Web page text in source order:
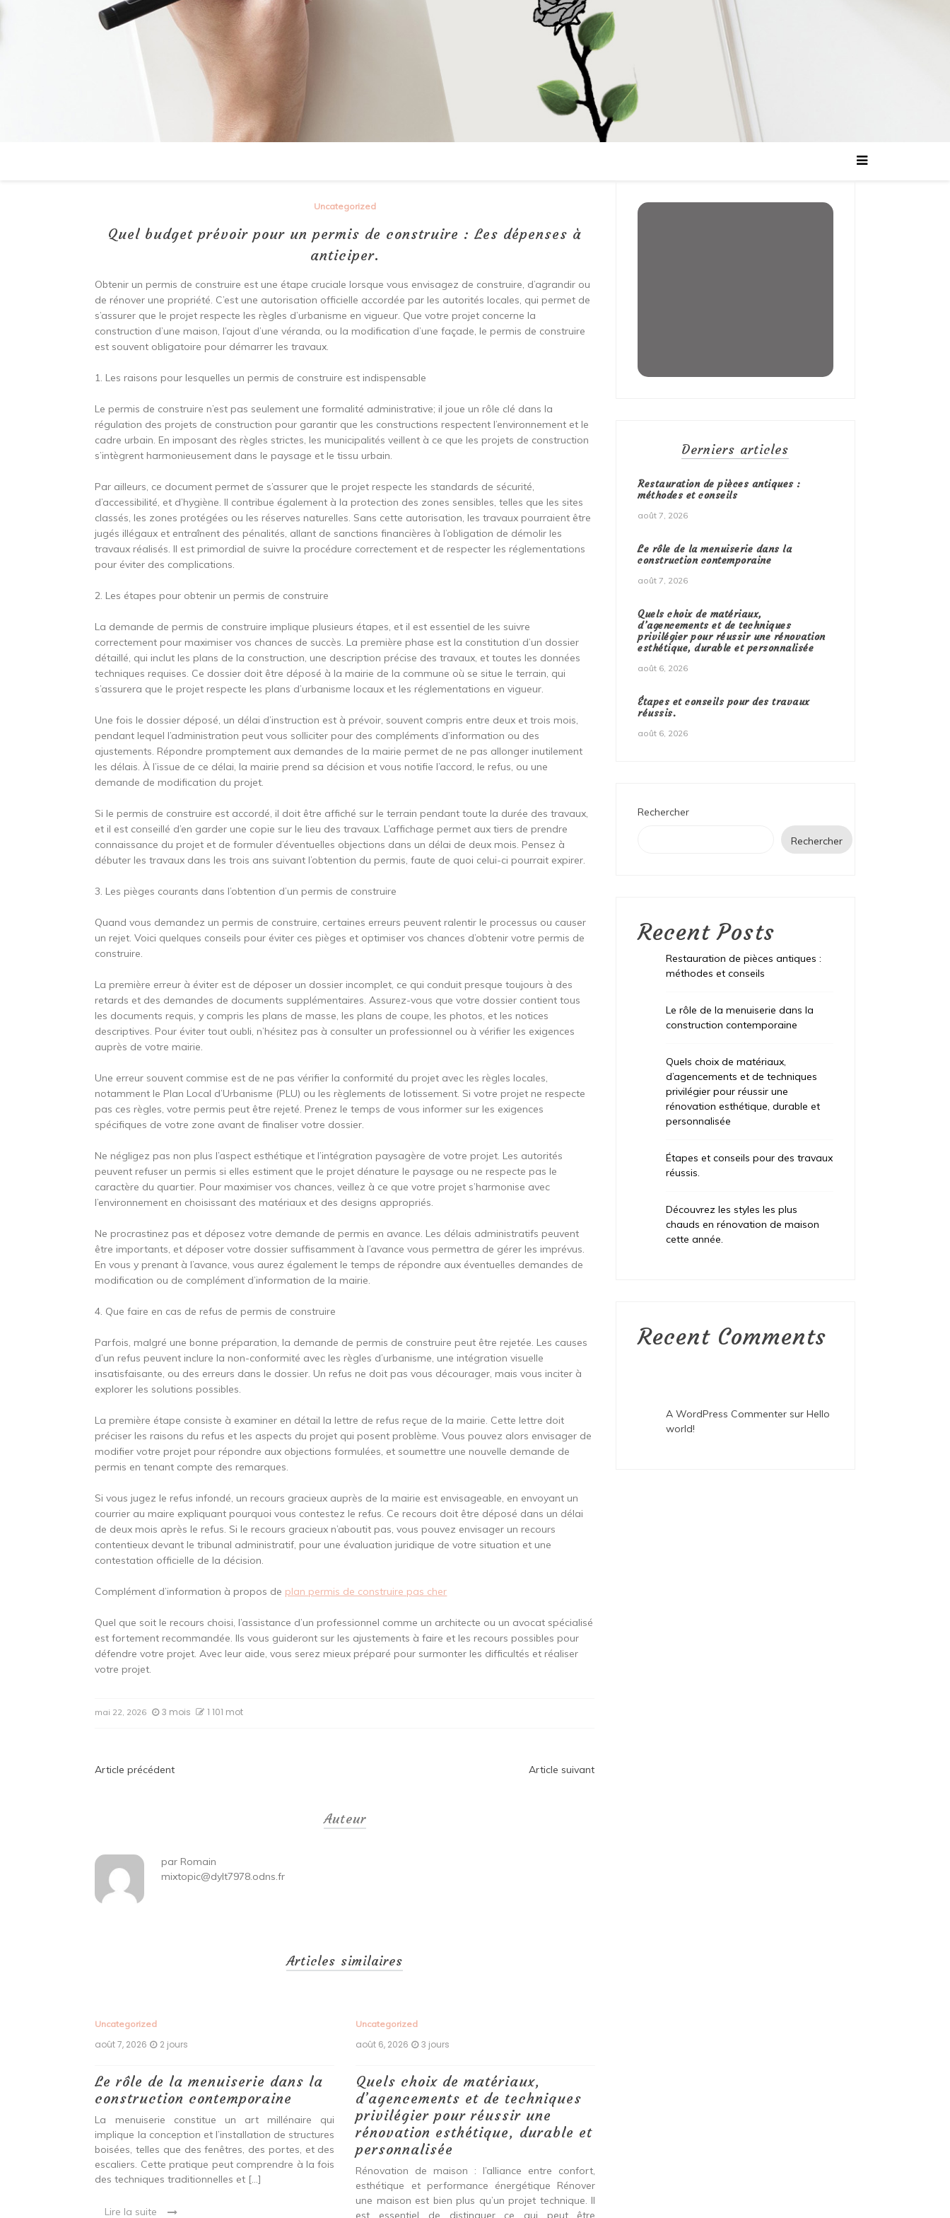
Uncategorized
Quel budget prévoir pour un permis de construire : Les dépenses à
anticiper.
Obtenir un permis de construire est une étape cruciale lorsque vous envisagez de construire, d’agrandir ou
de rénover une propriété. C’est une autorisation officielle accordée par les autorités locales, qui permet de
s’assurer que le projet respecte les règles d’urbanisme en vigueur. Que votre projet concerne la
construction d’une maison, l’ajout d’une véranda, ou la modification d’une façade, le permis de construire
est souvent obligatoire pour démarrer les travaux.
1. Les raisons pour lesquelles un permis de construire est indispensable
Le permis de construire n’est pas seulement une formalité administrative; il joue un rôle clé dans la
régulation des projets de construction pour garantir que les constructions respectent l’environnement et le
cadre urbain. En imposant des règles strictes, les municipalités veillent à ce que les projets de construction
s’intègrent harmonieusement dans le paysage et le tissu urbain.
Par ailleurs, ce document permet de s’assurer que le projet respecte les standards de sécurité,
d’accessibilité, et d’hygiène. Il contribue également à la protection des zones sensibles, telles que les sites
classés, les zones protégées ou les réserves naturelles. Sans cette autorisation, les travaux pourraient être
jugés illégaux et entraînent des pénalités, allant de sanctions financières à l’obligation de démolir les
travaux réalisés. Il est primordial de suivre la procédure correctement et de respecter les réglementations
pour éviter des complications.
2. Les étapes pour obtenir un permis de construire
La demande de permis de construire implique plusieurs étapes, et il est essentiel de les suivre
correctement pour maximiser vos chances de succès. La première phase est la constitution d’un dossier
détaillé, qui inclut les plans de la construction, une description précise des travaux, et toutes les données
techniques requises. Ce dossier doit être déposé à la mairie de la commune où se situe le terrain, qui
s’assurera que le projet respecte les plans d’urbanisme locaux et les réglementations en vigueur.
Une fois le dossier déposé, un délai d’instruction est à prévoir, souvent compris entre deux et trois mois,
pendant lequel l’administration peut vous solliciter pour des compléments d’information ou des
ajustements. Répondre promptement aux demandes de la mairie permet de ne pas allonger inutilement
les délais. À l’issue de ce délai, la mairie prend sa décision et vous notifie l’accord, le refus, ou une
demande de modification du projet.
Si le permis de construire est accordé, il doit être affiché sur le terrain pendant toute la durée des travaux,
et il est conseillé d’en garder une copie sur le lieu des travaux. L’affichage permet aux tiers de prendre
connaissance du projet et de formuler d’éventuelles objections dans un délai de deux mois. Pensez à
débuter les travaux dans les trois ans suivant l’obtention du permis, faute de quoi celui-ci pourrait expirer.
3. Les pièges courants dans l’obtention d’un permis de construire
Quand vous demandez un permis de construire, certaines erreurs peuvent ralentir le processus ou causer
un rejet. Voici quelques conseils pour éviter ces pièges et optimiser vos chances d’obtenir votre permis de
construire.
La première erreur à éviter est de déposer un dossier incomplet, ce qui conduit presque toujours à des
retards et des demandes de documents supplémentaires. Assurez-vous que votre dossier contient tous
les documents requis, y compris les plans de masse, les plans de coupe, les photos, et les notices
descriptives. Pour éviter tout oubli, n’hésitez pas à consulter un professionnel ou à vérifier les exigences
auprès de votre mairie.
Une erreur souvent commise est de ne pas vérifier la conformité du projet avec les règles locales,
notamment le Plan Local d’Urbanisme (PLU) ou les règlements de lotissement. Si votre projet ne respecte
pas ces règles, votre permis peut être rejeté. Prenez le temps de vous informer sur les exigences
spécifiques de votre zone avant de finaliser votre dossier.
Ne négligez pas non plus l’aspect esthétique et l’intégration paysagère de votre projet. Les autorités
peuvent refuser un permis si elles estiment que le projet dénature le paysage ou ne respecte pas le
caractère du quartier. Pour maximiser vos chances, veillez à ce que votre projet s’harmonise avec
l’environnement en choisissant des matériaux et des designs appropriés.
Ne procrastinez pas et déposez votre demande de permis en avance. Les délais administratifs peuvent
être importants, et déposer votre dossier suffisamment à l’avance vous permettra de gérer les imprévus.
En vous y prenant à l’avance, vous aurez également le temps de répondre aux éventuelles demandes de
modification ou de complément d’information de la mairie.
4. Que faire en cas de refus de permis de construire
Parfois, malgré une bonne préparation, la demande de permis de construire peut être rejetée. Les causes
d’un refus peuvent inclure la non-conformité avec les règles d’urbanisme, une intégration visuelle
insatisfaisante, ou des erreurs dans le dossier. Un refus ne doit pas vous décourager, mais vous inciter à
explorer les solutions possibles.
La première étape consiste à examiner en détail la lettre de refus reçue de la mairie. Cette lettre doit
préciser les raisons du refus et les aspects du projet qui posent problème. Vous pouvez alors envisager de
modifier votre projet pour répondre aux objections formulées, et soumettre une nouvelle demande de
permis en tenant compte des remarques.
Si vous jugez le refus infondé, un recours gracieux auprès de la mairie est envisageable, en envoyant un
courrier au maire expliquant pourquoi vous contestez le refus. Ce recours doit être déposé dans un délai
de deux mois après le refus. Si le recours gracieux n’aboutit pas, vous pouvez envisager un recours
contentieux devant le tribunal administratif, pour une évaluation juridique de votre situation et une
contestation officielle de la décision.
Complément d’information à propos de plan permis de construire pas cher
Quel que soit le recours choisi, l’assistance d’un professionnel comme un architecte ou un avocat spécialisé
est fortement recommandée. Ils vous guideront sur les ajustements à faire et les recours possibles pour
défendre votre projet. Avec leur aide, vous serez mieux préparé pour surmonter les difficultés et réaliser
votre projet.
mai 22, 2026 3 mois 1 101 mot
Navigation
Article précédent Article suivant
Auteur
par Romain
mixtopic@dylt7978.odns.fr
Articles similaires
Uncategorized
août 7, 2026 2 jours
Le rôle de la menuiserie dans la
construction contemporaine
La menuiserie constitue un art millénaire qui
implique la conception et l’installation de structures
boisées, telles que des fenêtres, des portes, et des
escaliers. Cette pratique peut comprendre à la fois
des techniques traditionnelles et […]
Lire la suite
Uncategorized
août 6, 2026 3 jours
Quels choix de matériaux,
d’agencements et de techniques
privilégier pour réussir une
rénovation esthétique, durable et
personnalisée
Rénovation de maison : l’alliance entre confort,
esthétique et performance énergétique Rénover
une maison est bien plus qu’un projet technique. Il
Derniers articles
Restauration de pièces antiques :
méthodes et conseils
août 7, 2026
Le rôle de la menuiserie dans la
construction contemporaine
août 7, 2026
Quels choix de matériaux,
d’agencements et de techniques
privilégier pour réussir une rénovation
esthétique, durable et personnalisée
août 6, 2026
Étapes et conseils pour des travaux
réussis.
août 6, 2026
Rechercher
Rechercher
Recent Posts
Restauration de pièces antiques :
méthodes et conseils
Le rôle de la menuiserie dans la
construction contemporaine
Quels choix de matériaux,
d’agencements et de techniques
privilégier pour réussir une
rénovation esthétique, durable et
personnalisée
Étapes et conseils pour des travaux
réussis.
Découvrez les styles les plus
chauds en rénovation de maison
cette année.
Recent Comments
A WordPress Commenter surHello
world!